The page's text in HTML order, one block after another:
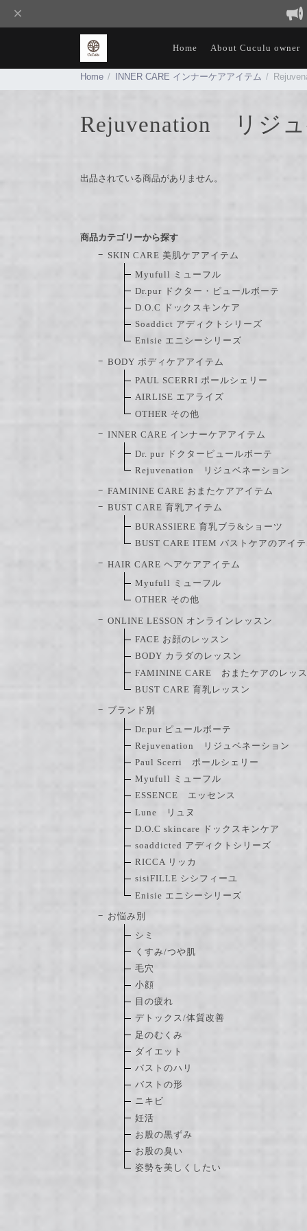
Home About Cuculu owner
Home INNER CARE インナーケアアイテム
Rejuvenation リジ
出品されている商品がありません。
商品カテゴリーから探す
SKIN CARE 美肌ケアアイテム
Myufull ミューフル
Dr.pur ドクター・ピュールボーテ
D.O.C ドックスキンケア
Soaddict アディクトシリーズ
Enisie エニシーシリーズ
BODY ボディケアアイテム
PAUL SCERRI ポールシェリー
AIRLISE エアライズ
OTHER その他
INNER CARE インナーケアアイテム
Dr. pur ドクターピュールボーテ
Rejuvenation リジュベネーション
FAMININE CARE おまたケアアイテム
BUST CARE 育乳アイテム
BURASSIERE 育乳ブラ&ショーツ
BUST CARE ITEM バストケアのアイ
HAIR CARE ヘアケアアイテム
Myufull ミューフル
OTHER その他
ONLINE LESSON オンラインレッスン
FACE お顔のレッスン
BODY カラダのレッスン
FAMININE CARE おまたケアのレッ
BUST CARE 育乳レッスン
ブランド別
Dr.pur ピュールボーテ
Rejuvenation リジュベネーション
Paul Scerri ポールシェリー
Myufull ミューフル
ESSENCE エッセンス
Lune リュヌ
D.O.C skincare ドックスキンケア
soaddicted アディクトシリーズ
RICCA リッカ
sisiFILLE シシフィーユ
Enisie エニシーシリーズ
お悩み別
シミ
くすみ/つや肌
毛穴
小顔
目の疲れ
デトックス/体質改善
足のむくみ
ダイエット
バストのハリ
バストの形
ニキビ
妊活
お股の黒ずみ
お股の臭い
姿勢を美しくしたい